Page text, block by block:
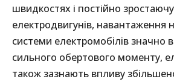
швидкостях і постійно зростаючу
електродвигунів, навантаження
системи електромобілів значно
сильного обертового моменту,
також зазнають впливу